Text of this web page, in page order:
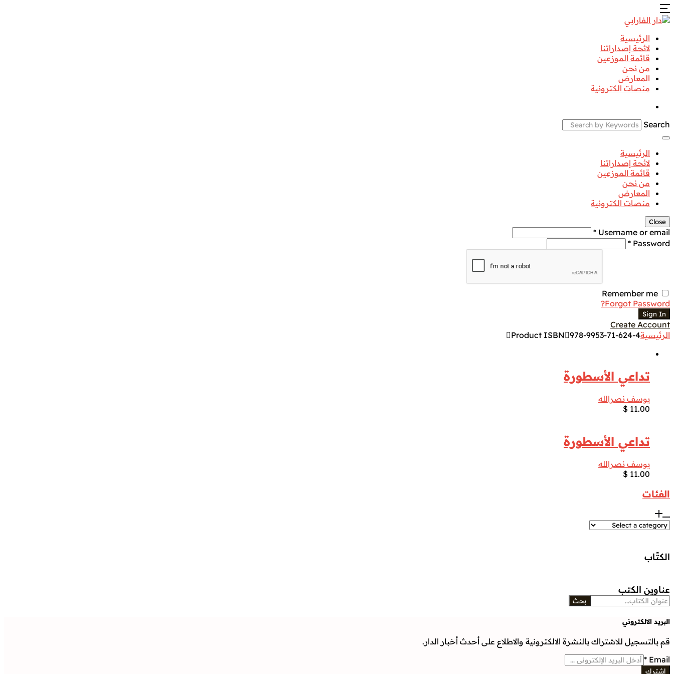
الرئيسية
لائحة إصداراتنا
قائمة الموزعين
من نحن
المعارض
منصات الكترونية
Search
الرئيسية
لائحة إصداراتنا
قائمة الموزعين
من نحن
المعارض
منصات الكترونية
Close
Username or email *
Password *
Remember me
Forgot Password?
Sign In
Create Account
الرئيسية
Product ISBN 978-9953-71-624-4
تداعي الأسطورة
يوسف نصرالله
$ 11.00
تداعي الأسطورة
يوسف نصرالله
$ 11.00
الفئات
الكتّاب
عناوين الكتب
بحث
البريد الالكتروني
قم بالتسجيل للاشتراك بالنشرة الالكترونية والاطلاع على أحدث أخبار الدار.
Email
*
إشترك